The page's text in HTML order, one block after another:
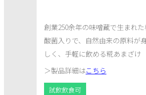
創業250余年の味噌蔵で生まれ
酸菌入りで、自然由来の原料が
しく、手軽に飲める糀あまざけ
＞製品詳細はこちら
試飲飲食可